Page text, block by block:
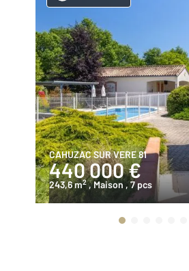
CAHUZAC SUR VERE 81
440 000 €
243,6 m2 , Maison , 7 pcs